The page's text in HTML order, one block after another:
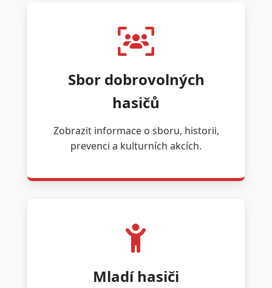
Sbor dobrovolných
hasičů
Zobrazit informace o sboru, historii,
prevenci a kulturních akcích.
Mladí hasiči